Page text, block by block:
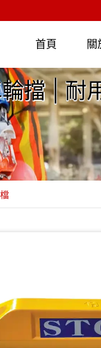
首頁 關
擋 | 耐